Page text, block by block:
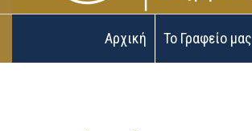
Αρχική Το Γραφείο μας